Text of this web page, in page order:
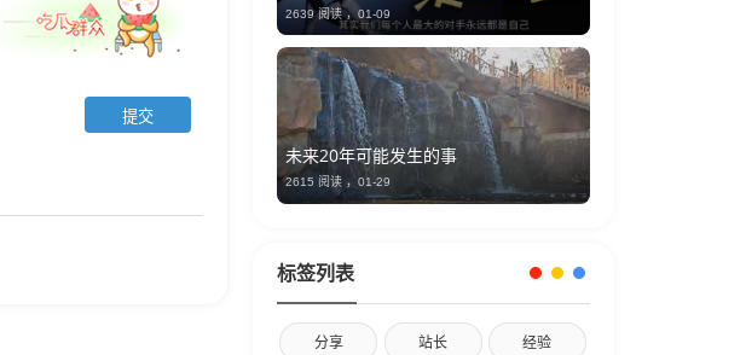
2639 阅读 ，01-09
未来20年可能发生的事
2615 阅读 ，01-29
标签列表
分享 站长 经验